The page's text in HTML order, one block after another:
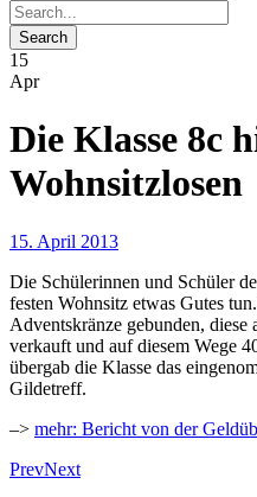
15
Apr
Die Klasse 8c
Wohnsitzlosen
15. April 2013
Die Schülerinnen und Schüler
festen Wohnsitz etwas Gutes
Adventskränze gebunden,
verkauft und auf diesem Wege
übergab die Klasse das
Gildetreff.
–> mehr: Bericht von der
PrevNext